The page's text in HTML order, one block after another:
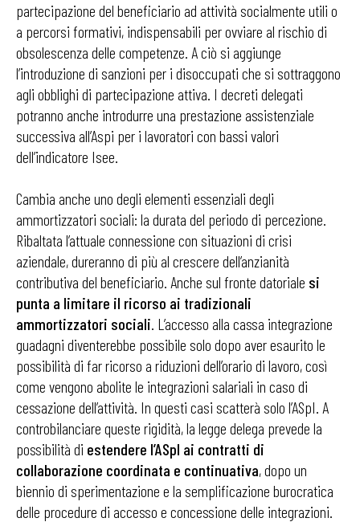
partecipazione del beneficiario ad attività socialmente utili o
a percorsi formativi, indispensabili per ovviare al rischio di
obsolescenza delle competenze. A ciò si aggiunge
l’introduzione di sanzioni per i disoccupati che si sottraggono
agli obblighi di partecipazione attiva. I decreti delegati
potranno anche introdurre una prestazione assistenziale
successiva all’Aspi per i lavoratori con bassi valori
dell’indicatore Isee.
Cambia anche uno degli elementi essenziali degli
ammortizzatori sociali: la durata del periodo di percezione.
Ribaltata l’attuale connessione con situazioni di crisi
aziendale, dureranno di più al crescere dell’anzianità
contributiva del beneficiario. Anche sul fronte datoriale si
punta a limitare il ricorso ai tradizionali
ammortizzatori sociali. L’accesso alla cassa integrazione
guadagni diventerebbe possibile solo dopo aver esaurito le
possibilità di far ricorso a riduzioni dell’orario di lavoro, così
come vengono abolite le integrazioni salariali in caso di
cessazione dell’attività. In questi casi scatterà solo l’ASpI. A
controbilanciare queste rigidità, la legge delega prevede la
possibilità di estendere l’ASpI ai contratti di
collaborazione coordinata e continuativa, dopo un
biennio di sperimentazione e la semplificazione burocratica
delle procedure di accesso e concessione delle integrazioni.